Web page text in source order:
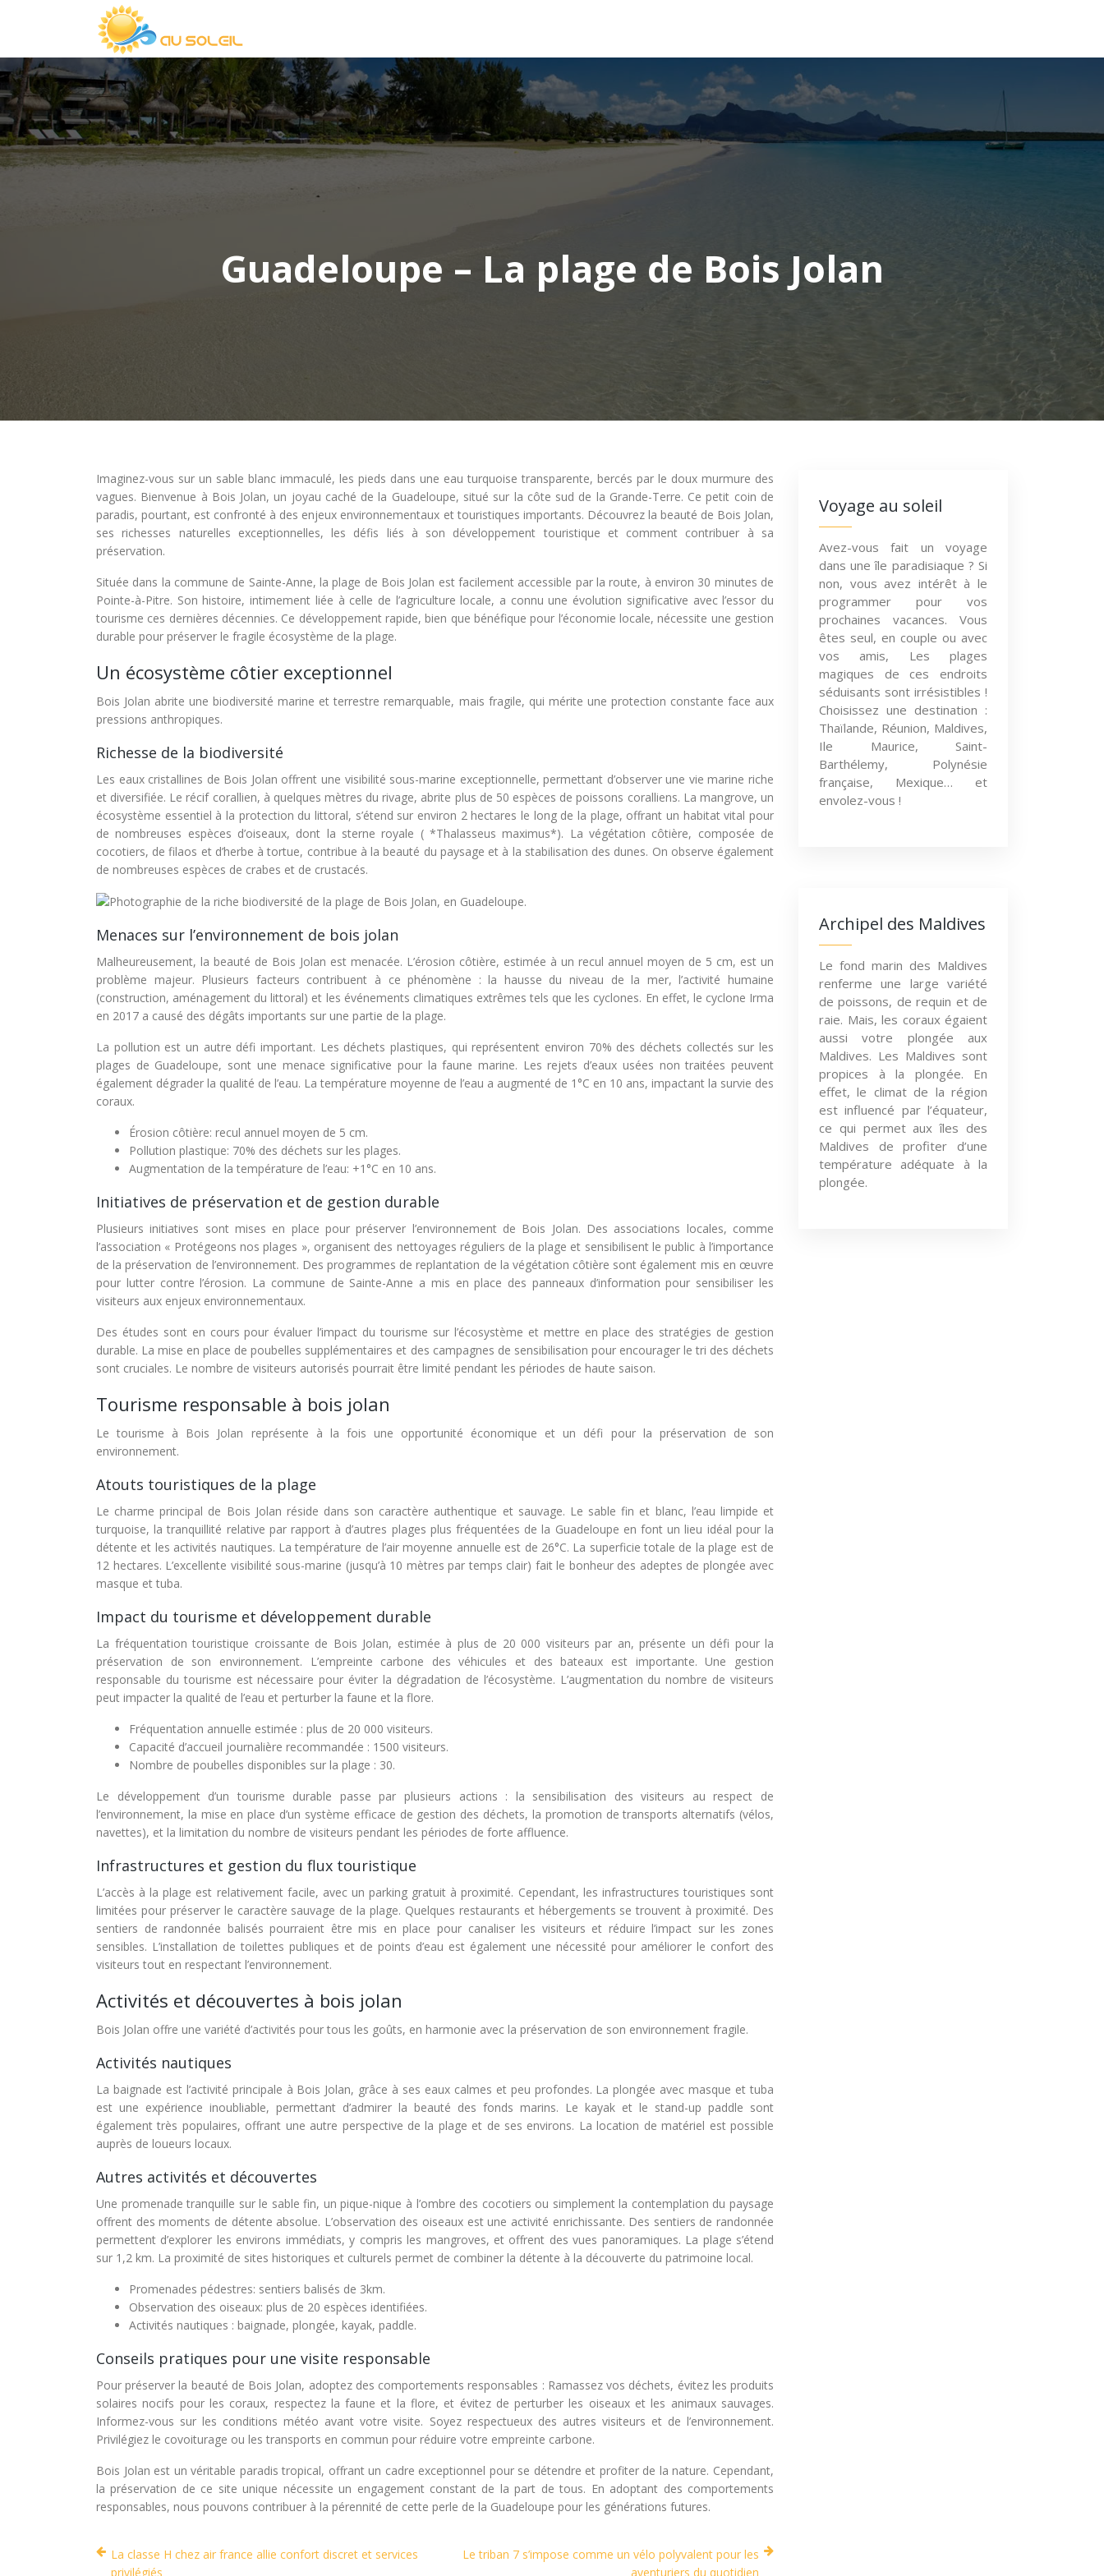
Guadeloupe – La plage de Bois Jolan
Imaginez-vous sur un sable blanc immaculé, les pieds dans une eau turquoise transparente, bercés par le doux murmure des
vagues. Bienvenue à Bois Jolan, un joyau caché de la Guadeloupe, situé sur la côte sud de la Grande-Terre. Ce petit coin de
paradis, pourtant, est confronté à des enjeux environnementaux et touristiques importants. Découvrez la beauté de Bois Jolan,
ses richesses naturelles exceptionnelles, les défis liés à son développement touristique et comment contribuer à sa
préservation.
Située dans la commune de Sainte-Anne, la plage de Bois Jolan est facilement accessible par la route, à environ 30 minutes de
Pointe-à-Pitre. Son histoire, intimement liée à celle de l’agriculture locale, a connu une évolution significative avec l’essor du
tourisme ces dernières décennies. Ce développement rapide, bien que bénéfique pour l’économie locale, nécessite une gestion
durable pour préserver le fragile écosystème de la plage.
Un écosystème côtier exceptionnel
Bois Jolan abrite une biodiversité marine et terrestre remarquable, mais fragile, qui mérite une protection constante face aux
pressions anthropiques.
Richesse de la biodiversité
Les eaux cristallines de Bois Jolan offrent une visibilité sous-marine exceptionnelle, permettant d’observer une vie marine riche
et diversifiée. Le récif corallien, à quelques mètres du rivage, abrite plus de 50 espèces de poissons coralliens. La mangrove, un
écosystème essentiel à la protection du littoral, s’étend sur environ 2 hectares le long de la plage, offrant un habitat vital pour
de nombreuses espèces d’oiseaux, dont la sterne royale ( *Thalasseus maximus*). La végétation côtière, composée de
cocotiers, de filaos et d’herbe à tortue, contribue à la beauté du paysage et à la stabilisation des dunes. On observe également
de nombreuses espèces de crabes et de crustacés.
Menaces sur l’environnement de bois jolan
Malheureusement, la beauté de Bois Jolan est menacée. L’érosion côtière, estimée à un recul annuel moyen de 5 cm, est un
problème majeur. Plusieurs facteurs contribuent à ce phénomène : la hausse du niveau de la mer, l’activité humaine
(construction, aménagement du littoral) et les événements climatiques extrêmes tels que les cyclones. En effet, le cyclone Irma
en 2017 a causé des dégâts importants sur une partie de la plage.
La pollution est un autre défi important. Les déchets plastiques, qui représentent environ 70% des déchets collectés sur les
plages de Guadeloupe, sont une menace significative pour la faune marine. Les rejets d’eaux usées non traitées peuvent
également dégrader la qualité de l’eau. La température moyenne de l’eau a augmenté de 1°C en 10 ans, impactant la survie des
coraux.
Érosion côtière: recul annuel moyen de 5 cm.
Pollution plastique: 70% des déchets sur les plages.
Augmentation de la température de l’eau: +1°C en 10 ans.
Initiatives de préservation et de gestion durable
Plusieurs initiatives sont mises en place pour préserver l’environnement de Bois Jolan. Des associations locales, comme
l’association « Protégeons nos plages », organisent des nettoyages réguliers de la plage et sensibilisent le public à l’importance
de la préservation de l’environnement. Des programmes de replantation de la végétation côtière sont également mis en œuvre
pour lutter contre l’érosion. La commune de Sainte-Anne a mis en place des panneaux d’information pour sensibiliser les
visiteurs aux enjeux environnementaux.
Des études sont en cours pour évaluer l’impact du tourisme sur l’écosystème et mettre en place des stratégies de gestion
durable. La mise en place de poubelles supplémentaires et des campagnes de sensibilisation pour encourager le tri des déchets
sont cruciales. Le nombre de visiteurs autorisés pourrait être limité pendant les périodes de haute saison.
Tourisme responsable à bois jolan
Le tourisme à Bois Jolan représente à la fois une opportunité économique et un défi pour la préservation de son
environnement.
Atouts touristiques de la plage
Le charme principal de Bois Jolan réside dans son caractère authentique et sauvage. Le sable fin et blanc, l’eau limpide et
turquoise, la tranquillité relative par rapport à d’autres plages plus fréquentées de la Guadeloupe en font un lieu idéal pour la
détente et les activités nautiques. La température de l’air moyenne annuelle est de 26°C. La superficie totale de la plage est de
12 hectares. L’excellente visibilité sous-marine (jusqu’à 10 mètres par temps clair) fait le bonheur des adeptes de plongée avec
masque et tuba.
Impact du tourisme et développement durable
La fréquentation touristique croissante de Bois Jolan, estimée à plus de 20 000 visiteurs par an, présente un défi pour la
préservation de son environnement. L’empreinte carbone des véhicules et des bateaux est importante. Une gestion
responsable du tourisme est nécessaire pour éviter la dégradation de l’écosystème. L’augmentation du nombre de visiteurs
peut impacter la qualité de l’eau et perturber la faune et la flore.
Fréquentation annuelle estimée : plus de 20 000 visiteurs.
Capacité d’accueil journalière recommandée : 1500 visiteurs.
Nombre de poubelles disponibles sur la plage : 30.
Le développement d’un tourisme durable passe par plusieurs actions : la sensibilisation des visiteurs au respect de
l’environnement, la mise en place d’un système efficace de gestion des déchets, la promotion de transports alternatifs (vélos,
navettes), et la limitation du nombre de visiteurs pendant les périodes de forte affluence.
Infrastructures et gestion du flux touristique
L’accès à la plage est relativement facile, avec un parking gratuit à proximité. Cependant, les infrastructures touristiques sont
limitées pour préserver le caractère sauvage de la plage. Quelques restaurants et hébergements se trouvent à proximité. Des
sentiers de randonnée balisés pourraient être mis en place pour canaliser les visiteurs et réduire l’impact sur les zones
sensibles. L’installation de toilettes publiques et de points d’eau est également une nécessité pour améliorer le confort des
visiteurs tout en respectant l’environnement.
Activités et découvertes à bois jolan
Bois Jolan offre une variété d’activités pour tous les goûts, en harmonie avec la préservation de son environnement fragile.
Activités nautiques
La baignade est l’activité principale à Bois Jolan, grâce à ses eaux calmes et peu profondes. La plongée avec masque et tuba
est une expérience inoubliable, permettant d’admirer la beauté des fonds marins. Le kayak et le stand-up paddle sont
également très populaires, offrant une autre perspective de la plage et de ses environs. La location de matériel est possible
auprès de loueurs locaux.
Autres activités et découvertes
Une promenade tranquille sur le sable fin, un pique-nique à l’ombre des cocotiers ou simplement la contemplation du paysage
offrent des moments de détente absolue. L’observation des oiseaux est une activité enrichissante. Des sentiers de randonnée
permettent d’explorer les environs immédiats, y compris les mangroves, et offrent des vues panoramiques. La plage s’étend
sur 1,2 km. La proximité de sites historiques et culturels permet de combiner la détente à la découverte du patrimoine local.
Promenades pédestres: sentiers balisés de 3km.
Observation des oiseaux: plus de 20 espèces identifiées.
Activités nautiques : baignade, plongée, kayak, paddle.
Conseils pratiques pour une visite responsable
Pour préserver la beauté de Bois Jolan, adoptez des comportements responsables : Ramassez vos déchets, évitez les produits
solaires nocifs pour les coraux, respectez la faune et la flore, et évitez de perturber les oiseaux et les animaux sauvages.
Informez-vous sur les conditions météo avant votre visite. Soyez respectueux des autres visiteurs et de l’environnement.
Privilégiez le covoiturage ou les transports en commun pour réduire votre empreinte carbone.
Bois Jolan est un véritable paradis tropical, offrant un cadre exceptionnel pour se détendre et profiter de la nature. Cependant,
la préservation de ce site unique nécessite un engagement constant de la part de tous. En adoptant des comportements
responsables, nous pouvons contribuer à la pérennité de cette perle de la Guadeloupe pour les générations futures.
La classe H chez air france allie confort discret et services
privilégiés
Le triban 7 s’impose comme un vélo polyvalent pour les
aventuriers du quotidien
Voyage au soleil
Avez-vous fait un voyage
dans une île paradisiaque ? Si
non, vous avez intérêt à le
programmer pour vos
prochaines vacances. Vous
êtes seul, en couple ou avec
vos amis, Les plages
magiques de ces endroits
séduisants sont irrésistibles !
Choisissez une destination :
Thaïlande, Réunion, Maldives,
Ile Maurice, Saint-
Barthélemy, Polynésie
française, Mexique… et
envolez-vous !
Archipel des Maldives
Le fond marin des Maldives
renferme une large variété
de poissons, de requin et de
raie. Mais, les coraux égaient
aussi votre plongée aux
Maldives. Les Maldives sont
propices à la plongée. En
effet, le climat de la région
est influencé par l’équateur,
ce qui permet aux îles des
Maldives de profiter d’une
température adéquate à la
plongée.